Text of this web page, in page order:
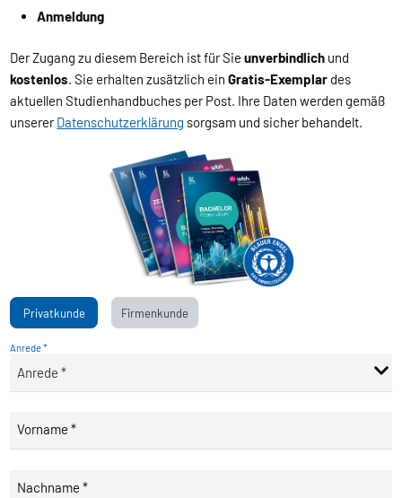
Anmeldung
Der Zugang zu diesem Bereich ist für Sieunverbindlich und
kostenlos. Sie erhalten zusätzlich einGratis-Exemplar des
aktuellen Studienhandbuches per Post. Ihre Daten werden gemäß
unsererDatenschutzerklärung sorgsam und sicher behandelt.
Privatkunde Firmenkunde
Anrede *
Vorname *
Nachname *